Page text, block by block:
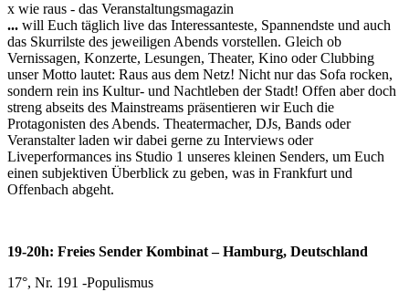
x wie raus - das Veranstaltungsmagazin
... will Euch täglich live das Interessanteste, Spannendste und auch
das Skurrilste des jeweiligen Abends vorstellen. Gleich ob
Vernissagen, Konzerte, Lesungen, Theater, Kino oder Clubbing
unser Motto lautet: Raus aus dem Netz! Nicht nur das Sofa rocken,
sondern rein ins Kultur- und Nachtleben der Stadt! Offen aber doch
streng abseits des Mainstreams präsentieren wir Euch die
Protagonisten des Abends. Theatermacher, DJs, Bands oder
Veranstalter laden wir dabei gerne zu Interviews oder
Liveperformances ins Studio 1 unseres kleinen Senders, um Euch
einen subjektiven Überblick zu geben, was in Frankfurt und
Offenbach abgeht.
19-20h: Freies Sender Kombinat – Hamburg, Deutschland
17°, Nr. 191 -Populismus